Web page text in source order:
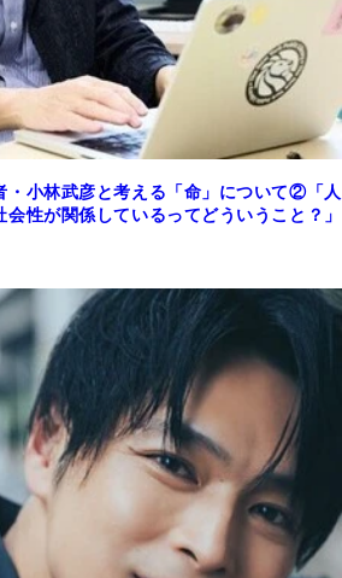
・小林武彦と考える「命」について②「人
会性が関係しているってどういうこと？」